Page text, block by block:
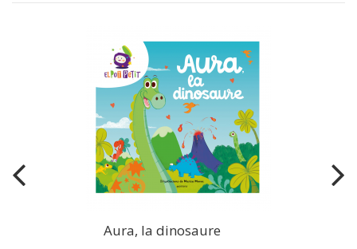
Aura, la dinosaure